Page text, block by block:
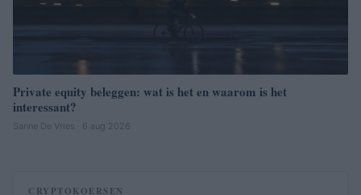
Private equity beleggen: wat is het en waarom is het
interessant?
Sanne De Vries · 6 aug 2026
CRYPTOKOERSEN